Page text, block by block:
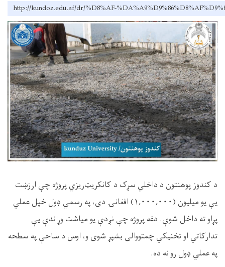
http://kundoz.edu.af/dr/%D8%AF-
د کندوز پوهنتون د داخلي سړک د کانکریټ‌ریزي پروژه چې ارزښت
یې یو میلیون (۱,۰۰۰,۰۰۰) افغانۍ دی، په رسمي ډول خپل عملي
پړاو ته داخل شوې. دغه پروژه چې نږدې یو میاشت وړاندې یې
تدارکاتي او تخنیکي چمتووالی بشپړ شوی و، اوس د ساحې په سطحه
په عملي ډول روانه ده.